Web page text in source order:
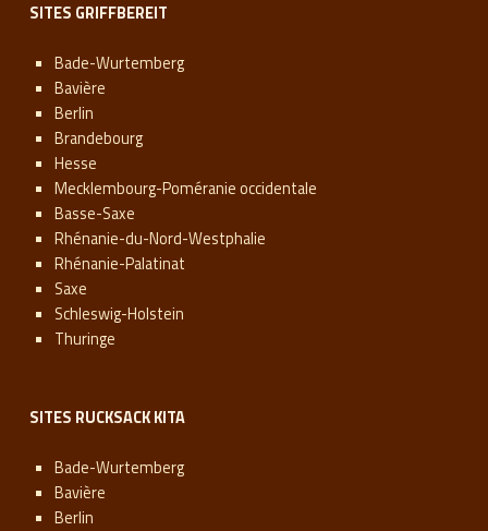
SITES GRIFFBEREIT
Bade-Wurtemberg
Bavière
Berlin
Brandebourg
Hesse
Mecklembourg-Poméranie occidentale
Basse-Saxe
Rhénanie-du-Nord-Westphalie
Rhénanie-Palatinat
Saxe
Schleswig-Holstein
Thuringe
SITES RUCKSACK KITA
Bade-Wurtemberg
Bavière
Berlin